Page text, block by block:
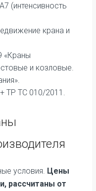
(интенсивность
крана и
«Краны
и козловые.
ТР ТС 010/2011.
условия. Цены
рассчитаны от